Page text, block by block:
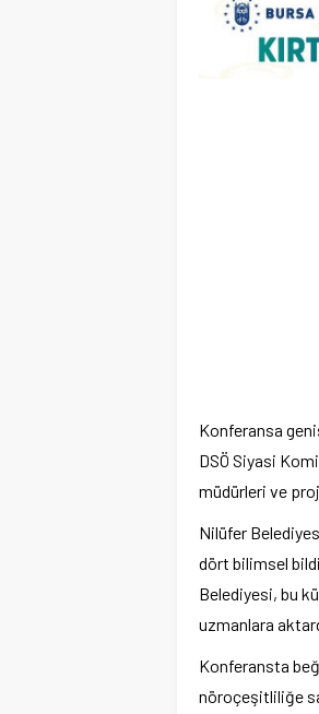
Konferansa
DSÖ Siyasi
müdürleri ve
Nilüfer
dört bilimsel
Belediyesi, bu
uzmanlara
Konferansta
nöroçeşitliliğe